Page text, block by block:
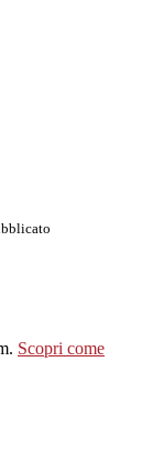
Scopri come